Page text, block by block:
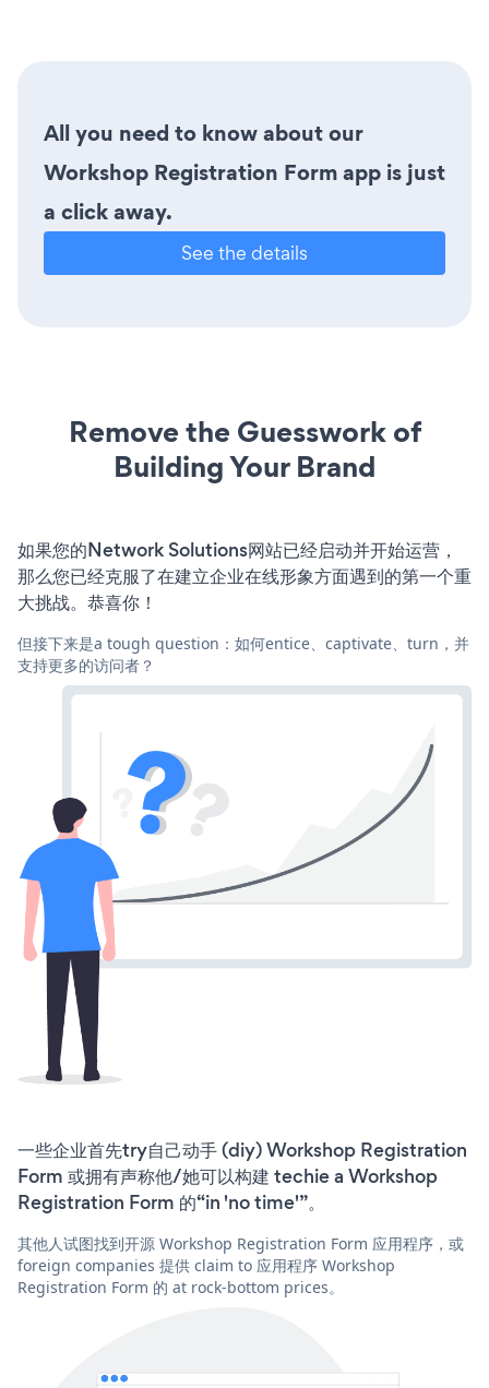
All you need to know about our
Workshop Registration Form app is just
a click away.
See the details
Remove the Guesswork of
Building Your Brand
如果您的Network Solutions网站已经启动并开始运营，
那么您已经克服了在建立企业在线形象方面遇到的第一个重
大挑战。恭喜你！
但接下来是a tough question：如何entice、captivate、turn，并
支持更多的访问者？
一些企业首先try自己动手 (diy) Workshop Registration
Form 或拥有声称他/她可以构建 techie a Workshop
Registration Form 的“in 'no time'”。
其他人试图找到开源 Workshop Registration Form 应用程序，或
foreign companies 提供 claim to 应用程序 Workshop
Registration Form 的 at rock-bottom prices。